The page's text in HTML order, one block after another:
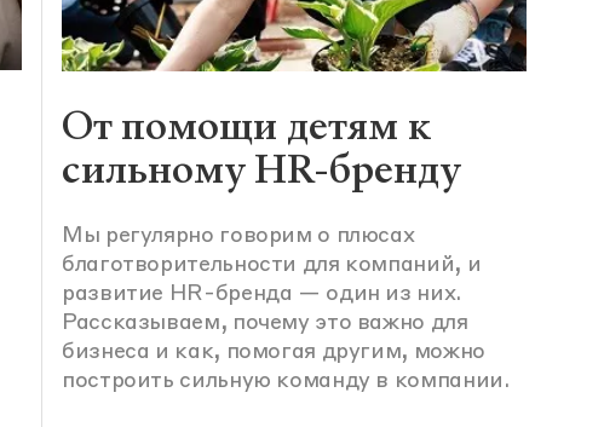
От помощи детям к
сильному HR-бренду
Мы регулярно говорим о плюсах
благотворительности для компаний, и
развитие HR-бренда — один из них.
Рассказываем, почему это важно для
бизнеса и как, помогая другим, можно
построить сильную команду в компании.